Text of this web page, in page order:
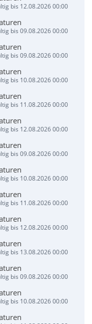
bis 12.08.2026 00:00
bis 09.08.2026 00:00
bis 09.08.2026 00:00
bis 10.08.2026 00:00
bis 11.08.2026 00:00
bis 12.08.2026 00:00
bis 09.08.2026 00:00
bis 10.08.2026 00:00
bis 11.08.2026 00:00
bis 12.08.2026 00:00
bis 13.08.2026 00:00
bis 09.08.2026 00:00
bis 10.08.2026 00:00